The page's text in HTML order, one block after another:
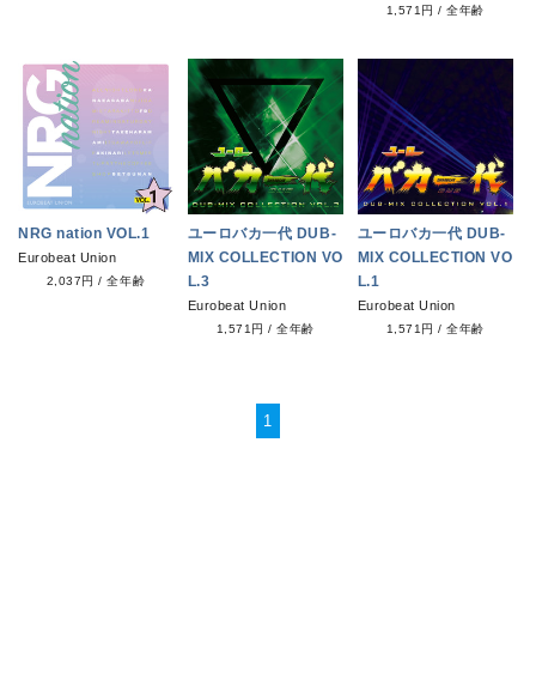
1,571円 /全年齢
NRG nation VOL.1
Eurobeat Union
2,037円 /全年齢
ユーロバカ一代 DUB-
MIX COLLECTION VO
L.3
Eurobeat Union
1,571円 /全年齢
ユーロバカ一代 DUB-
MIX COLLECTION VO
L.1
Eurobeat Union
1,571円 /全年齢
1